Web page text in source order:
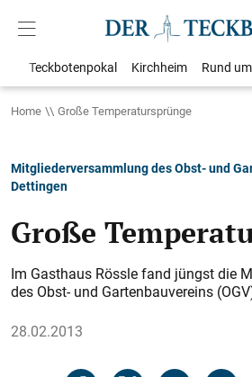
Teckbotenpokal Kirchheim Rund
Home Große Temperatursprünge
Mitgliederversammlung des Obst- und
Dettingen
Große
Im Gasthaus Rössle fand jüngst die
des Obst- und Gartenbauvereins
28.02.2013